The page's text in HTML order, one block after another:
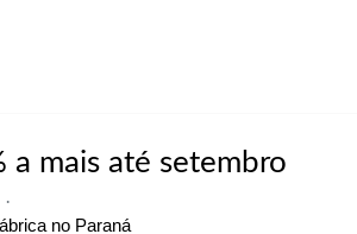
a mais até setembro
no Paraná